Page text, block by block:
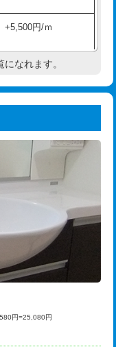
27,500円
38,500円
38,500円
現場見積
3,300円
5,500円
5,500円
11,000円
33,000円
44,000円
+5,500円/ｍ
現地調査
+3,300円
33,000円
11,000円
22,000円
33,000円
なれます。
円=25,080円